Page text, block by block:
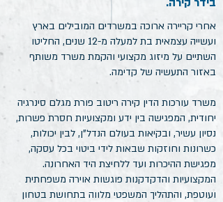
אחרי קריירה ארוכה במשרדים המובילים בארץ
ועשייה עצמאית בת למעלה מ-12 שנים, החליטו
השתיים על מיזוג מקצועי והקמת משרד משותף
באזור התעשיה של קדימה.
משרד עורכות הדין קירה ריטוב פורת מגלם סינרגיה
יחודית, המפגישה בין ידע ומקצועיות חסרת פשרות,
נסיון עשיר, ובקיאות בעולם הנדל"ן, לבין יכולות,
כשרונות וחוזקות שבאות לידי ביטוי בכל עסקה,
מפגישת ההיכרות ועד ללחיצת היד האחרונה.
המקצועיות והדקדקנות פוגשות אוירה משפחתית
ועוטפת, והתהליך המשפטי מלווה בתחושת בטחון